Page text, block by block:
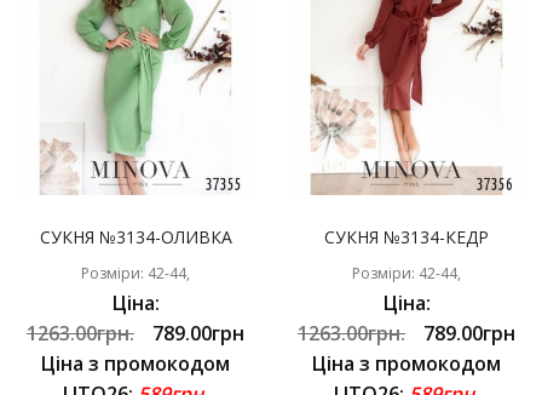
СУКНЯ №3134-ОЛИВКА
Розміри: 42-44,
Ціна:
1263.00грн.
789.00грн
Ціна з промокодом
СУКНЯ №3134-КЕДР
Розміри: 42-44,
Ціна:
1263.00грн.
789.00грн
Ціна з промокодом